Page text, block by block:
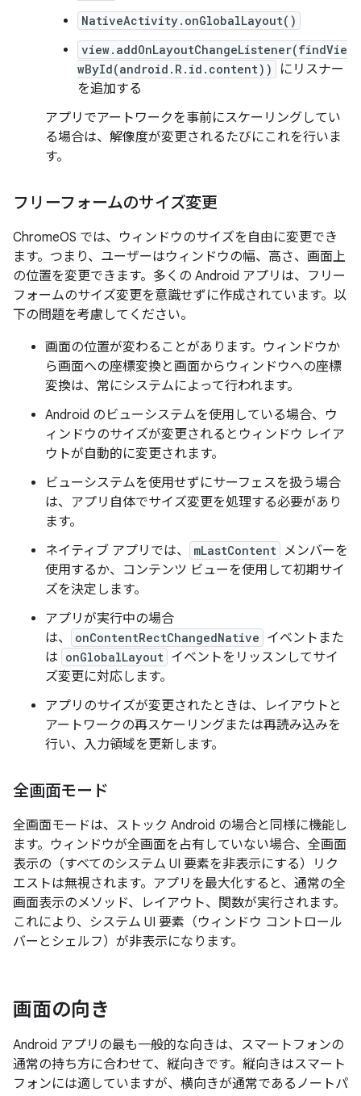
NativeActivity.onGlobalLayout()
view.addOnLayoutChangeListener(findVie
wById(android.R.id.content))
にリスナー
を追加する
アプリでアートワークを事前にスケーリングしてい
る場合は、解像度が変更されるたびにこれを行いま
す。
フリーフォームのサイズ変更
ChromeOS では、ウィンドウのサイズを自由に変更でき
ます。つまり、ユーザーはウィンドウの幅、高さ、画面上
の位置を変更できます。多くの Android アプリは、フリー
フォームのサイズ変更を意識せずに作成されています。以
下の問題を考慮してください。
画面の位置が変わることがあります。ウィンドウか
ら画面への座標変換と画面からウィンドウへの座標
変換は、常にシステムによって行われます。
Android のビューシステムを使用している場合、ウ
ィンドウのサイズが変更されるとウィンドウ レイア
ウトが自動的に変更されます。
ビューシステムを使用せずにサーフェスを扱う場合
は、アプリ自体でサイズ変更を処理する必要があり
ます。
ネイティブ アプリでは、
mLastContent メンバーを
使用するか、コンテンツ ビューを使用して初期サイ
ズを決定します。
アプリが実行中の場合
は、
onContentRectChangedNative イベントまた
は onGlobalLayout イベントをリッスンしてサイ
ズ変更に対応します。
アプリのサイズが変更されたときは、レイアウトと
アートワークの再スケーリングまたは再読み込みを
行い、入力領域を更新します。
全画面モード
全画面モードは、ストック Android の場合と同様に機能し
ます。ウィンドウが全画面を占有していない場合、全画面
表示の（すべてのシステム UI 要素を非表示にする）リク
エストは無視されます。アプリを最大化すると、通常の全
画面表示のメソッド、レイアウト、関数が実行されます。
これにより、システム UI 要素（ウィンドウ コントロール
バーとシェルフ）が非表示になります。
画面の向き
Android アプリの最も一般的な向きは、スマートフォンの
通常の持ち方に合わせて、縦向きです。縦向きはスマート
フォンには適していますが、横向きが通常であるノートパ